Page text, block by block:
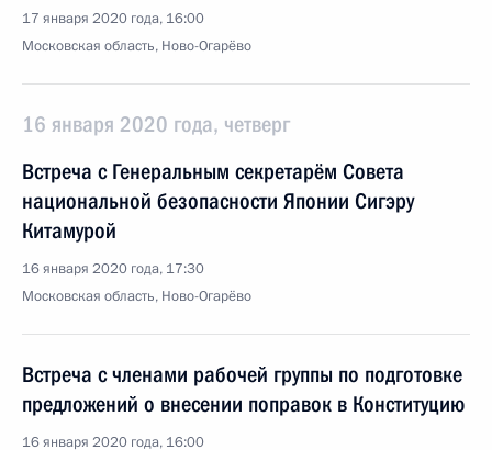
17 января 2020 года, 16:00
Московская область, Ново-Огарёво
16 января 2020 года, четверг
Встреча с Генеральным секретарём Совета
национальной безопасности Японии Сигэру
Китамурой
16 января 2020 года, 17:30
Московская область, Ново-Огарёво
Встреча с членами рабочей группы по подготовке
предложений о внесении поправок в Конституцию
16 января 2020 года, 16:00